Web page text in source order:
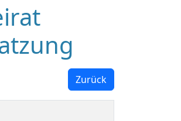
Zurück